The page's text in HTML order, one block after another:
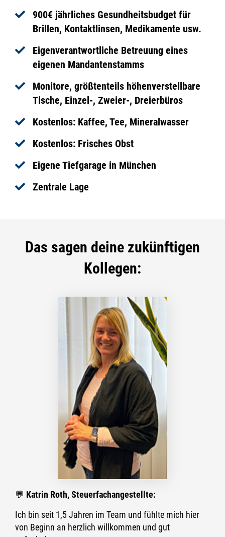
900€ jährliches Gesundheitsbudget für
Brillen, Kontaktlinsen, Medikamente usw.
Eigenverantwortliche Betreuung eines
eigenen Mandantenstamms
Monitore, größtenteils höhenverstellbare
Tische, Einzel-, Zweier-, Dreierbüros
Kostenlos: Kaffee, Tee, Mineralwasser
Kostenlos: Frisches Obst
Eigene Tiefgarage in München
Zentrale Lage
Das sagen deine zukünftigen
Kollegen:
💬 Katrin Roth, Steuerfachangeste llte:
Ich bin seit 1,5 Jahren im Team und fühlte mich hier
von Beginn an herz lich willkommen und gut